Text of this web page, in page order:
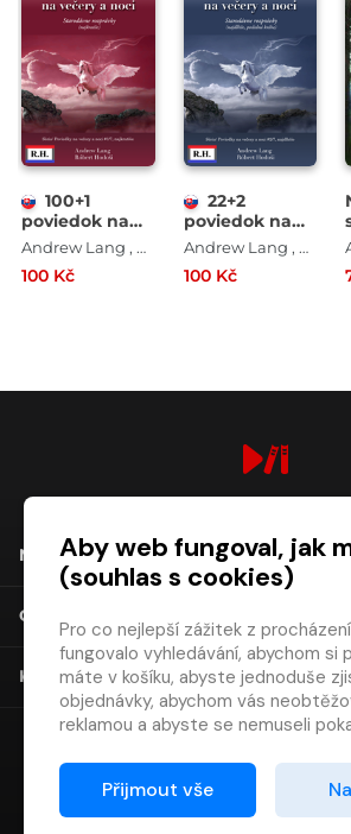
100+1
poviedok na
večery a noci
Andrew Lang , Róbert Hodoši
100 Kč
22+2
poviedok na
večery a noci
Andrew Lang , Róbert Hodoši
100 Kč
NÁKUP
O SPOLEČNOSTI
KONTAKT
Aby web fungoval, jak
(souhlas s cookies)
Pro co nejlepší zážitek z
fungovalo vyhledávání, abychom si
máte v košíku, abyste jednoduše
objednávky, abychom vás
reklamou a abyste se nemuseli
Proto od vás potřebujeme souhlas
zpracováním souborů cookies
Přijmout vše